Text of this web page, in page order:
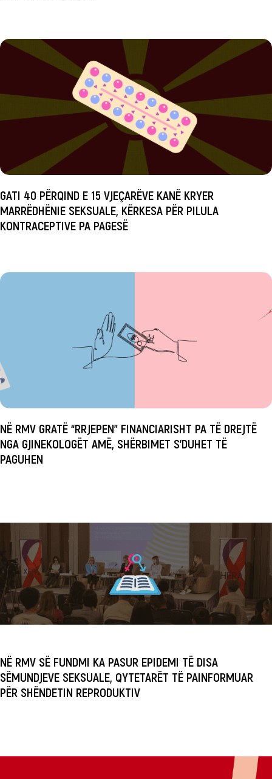
GATI 40 PËRQIND E 15 VJEÇARËVE KANË KRYER
MARRËDHËNIE SEKSUALE, KËRKESA PËR PILULA
KONTRACEPTIVE PA PAGESË
NË RMV GRATË “RRJEPEN” FINANCIARISHT PA TË DREJTË
NGA GJINEKOLOGËT AMË, SHËRBIMET S’DUHET TË
PAGUHEN
NË RMV SË FUNDMI KA PASUR EPIDEMI TË DISA
SËMUNDJEVE SEKSUALE, QYTETARËT TË PAINFORMUAR
PËR SHËNDETIN REPRODUKTIV